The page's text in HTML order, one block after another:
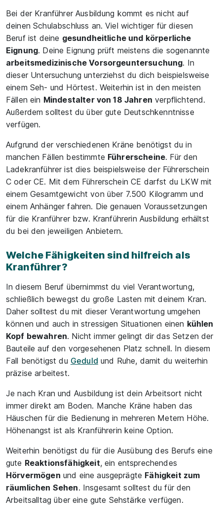
Bei der Kranführer Ausbildung kommt es nicht auf
deinen Schulabschluss an. Viel wichtiger für diesen
Beruf ist deine gesundheitliche und körperliche
Eignung. Deine Eignung prüft meistens die sogenannte
arbeitsmedizinische Vorsorgeuntersuchung. In
dieser Untersuchung unterziehst du dich beispielsweise
einem Seh- und Hörtest. Weiterhin ist in den meisten
Fällen ein Mindestalter von 18 Jahren verpflichtend.
Außerdem solltest du über gute Deutschkenntnisse
verfügen.
Aufgrund der verschiedenen Kräne benötigst du in
manchen Fällen bestimmte Führerscheine. Für den
Ladekranführer ist dies beispielsweise der Führerschein
C oder CE. Mit dem Führerschein CE darfst du LKW mit
einem Gesamtgewicht von über 7.500 Kilogramm und
einem Anhänger fahren. Die genauen Voraussetzungen
für die Kranführer bzw. Kranführerin Ausbildung erhältst
du bei den jeweiligen Anbietern.
Welche Fähigkeiten sind hilfreich als
Kranführer?
In diesem Beruf übernimmst du viel Verantwortung,
schließlich bewegst du große Lasten mit deinem Kran.
Daher solltest du mit dieser Verantwortung umgehen
können und auch in stressigen Situationen einen kühlen
Kopf bewahren. Nicht immer gelingt dir das Setzen der
Bauteile auf den vorgesehenen Platz schnell. In diesem
Fall benötigst du Geduld und Ruhe, damit du weiterhin
präzise arbeitest.
Je nach Kran und Ausbildung ist dein Arbeitsort nicht
immer direkt am Boden. Manche Kräne haben das
Häuschen für die Bedienung in mehreren Metern Höhe.
Höhenangst ist als Kranführerin keine Option.
Weiterhin benötigst du für die Ausübung des Berufs eine
gute Reaktionsfähigkeit, ein entsprechendes
Hörvermögen und eine ausgeprägte Fähigkeit zum
räumlichen Sehen. Insgesamt solltest du für den
Arbeitsalltag über eine gute Sehstärke verfügen.